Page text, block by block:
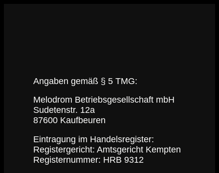
Angaben gemäß § 5 TMG:
Melodrom Betriebsgesellschaft mbH
Sudetenstr. 12a
87600 Kaufbeuren
Eintragung im Handelsregister:
Registergericht: Amtsgericht Kempten
Registernummer: HRB 9312